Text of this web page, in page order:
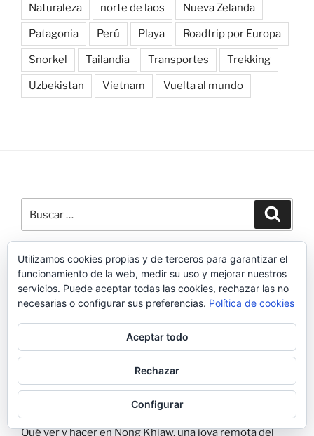
Naturaleza norte de laos Nueva Zelanda
Patagonia Perú Playa Roadtrip por Europa
Snorkel Tailandia Transportes Trekking
Uzbekistan Vietnam Vuelta al mundo
por:
ENTRADAS RECIENTES
Aktau: que ver y hacer en Aktau (Kazajistán)
Mangystau: guía completa para viajar, ruta y consejos
Kazajistán: guía para viajar con itinerario día a día
Muang Ngoy: que ver y hacer en esta joya escondida de
Qué ver y hacer en Nong Khiaw, una joya remota del
Utilizamos cookies propias y de terceros para garantizar el
funcionamiento de la web, medir su uso y mejorar nuestros
servicios. Puede aceptar todas las cookies, rechazar las no
necesarias o configurar sus preferencias. Política de cookies
Aceptar todo
Rechazar
Configurar